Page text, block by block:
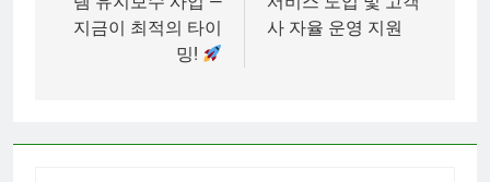
색지금이 최적의 타이
밍!
사 자율 운영 지원